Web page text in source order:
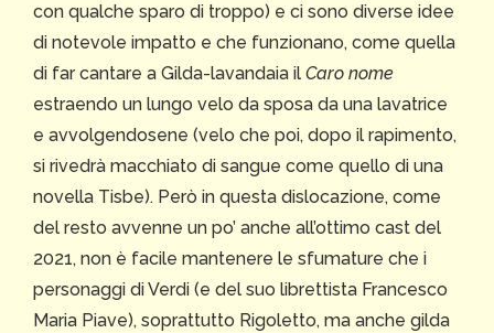
con qualche sparo di troppo) e ci sono diverse idee
di notevole impatto e che funzionano, come quella
di far cantare a Gilda-lavandaia il Caro nome
estraendo un lungo velo da sposa da una lavatrice
e avvolgendosene (velo che poi, dopo il rapimento,
si rivedrà macchiato di sangue come quello di una
novella Tisbe). Però in questa dislocazione, come
del resto avvenne un po’ anche all’ottimo cast del
2021, non è facile mantenere le sfumature che i
personaggi di Verdi (e del suo librettista Francesco
Maria Piave), soprattutto Rigoletto, ma anche gilda